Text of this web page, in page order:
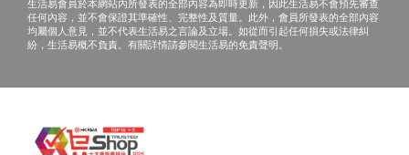
任何內容，並不會保證其準確性、完整性及質量。此外，會員所發表的全部內容
均屬個人意見，並不代表生活易之言論及立場。如從而引起任何損失或法律糾
紛，生活易概不負責。有關詳情請參閱生活易的免責聲明。